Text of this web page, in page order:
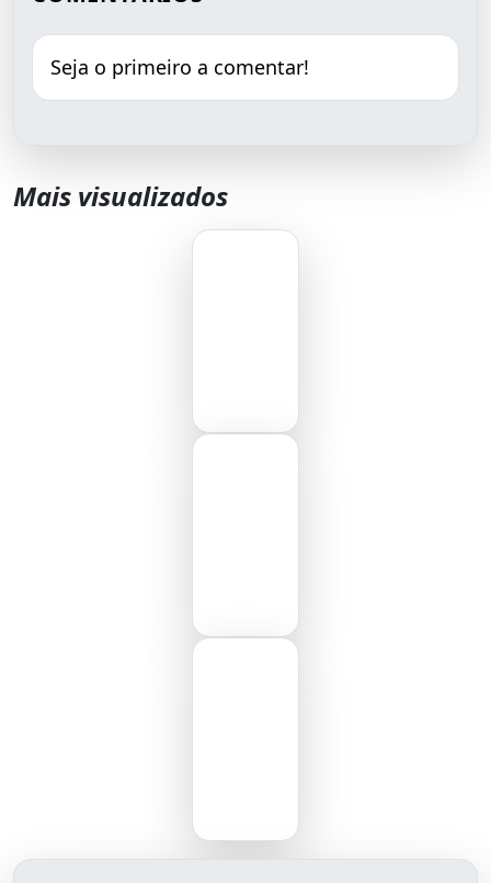
Seja o primeiro a comentar!
Mais visualizados